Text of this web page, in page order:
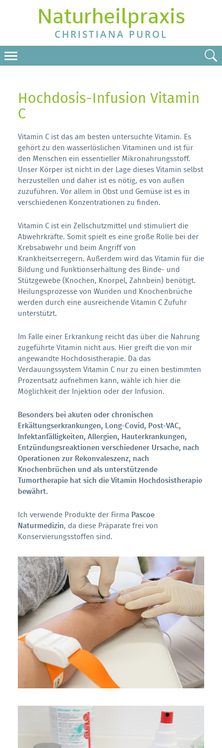
Naturheilpraxis
CHRISTIANA PUROL
Hochdosis-Infusion Vitamin
C
Vitamin C ist das am besten untersuchte Vitamin. Es
gehört zu den wasserlöslichen Vitaminen und ist für
den Menschen ein essentieller Mikronahrungsstoff.
Unser Körper ist nicht in der Lage dieses Vitamin selbst
herzustellen und daher ist es nötig, es von außen
zuzuführen. Vor allem in Obst und Gemüse ist es in
verschiedenen Konzentrationen zu finden.
Vitamin C ist ein Zellschutzmittel und stimuliert die
Abwehrkräfte. Somit spielt es eine große Rolle bei der
Krebsabwehr und beim Angriff von
Krankheitserregern. Außerdem wird das Vitamin für die
Bildung und Funktionserhaltung des Binde- und
Stützgewebe (Knochen, Knorpel, Zahnbein) benötigt.
Heilungsprozesse von Wunden und Knochenbrüche
werden durch eine ausreichende Vitamin C Zufuhr
unterstützt.
Im Falle einer Erkrankung reicht das über die Nahrung
zugeführte Vitamin nicht aus. Hier greift die von mir
angewandte Hochdosistherapie. Da das
Verdauungssystem Vitamin C nur zu einen bestimmten
Prozentsatz aufnehmen kann, wähle ich hier die
Möglichkeit der Injektion oder der Infusion.
Besonders bei akuten oder chronischen
Erkältungserkrankungen, Long-Covid, Post-VAC,
Infektanfälligkeiten, Allergien, Hauterkrankungen,
Entzündungsreaktionen verschiedener Ursache, nach
Operationen zur Rekonvaleszenz, nach
Knochenbrüchen und als unterstützende
Tumortherapie hat sich die Vitamin Hochdosistherapie
bewährt.
Ich verwende Produkte der Firma Pascoe
Naturmedizin, da diese Präparate frei von
Konservierungsstoffen sind.